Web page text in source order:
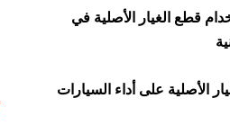
قطع الغيار الأصلية في
الأصلية على أداء السيارات